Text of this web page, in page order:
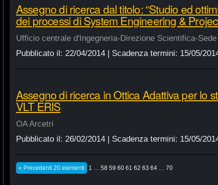
Assegno di ricerca dal titolo: “Studio ed
dei processi di System Engineering &
Ufficio centrale d'Ingegneria-Direzione Scientifica-
Pubblicato il: 22/04/2014| Scadenza termini: 15/05/
Assegno di ricerca in Ottica Adattiva per lo
VLT ERIS
OA Arcetri
Pubblicato il: 26/02/2014| Scadenza termini: 15/05/
« Precedenti 20 elementi 1 58 59 60 61 62 63 64 70